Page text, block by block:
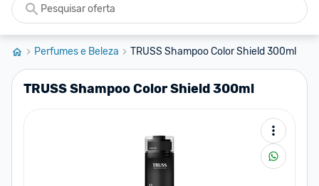
Perfumes e Beleza TRUSS Shampoo Color Shield 300ml
TRUSS Shampoo Color Shield 300ml